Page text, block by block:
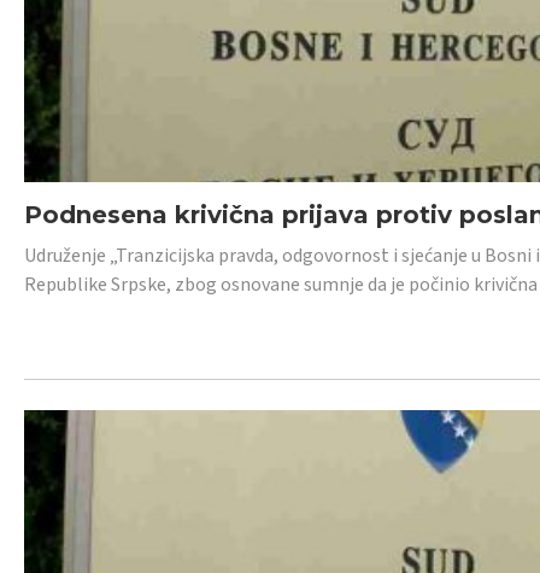
Podnesena krivična prijava protiv
Udruženje „Tranzicijska pravda, odgovornost i sjećanje u
Republike Srpske, zbog osnovane sumnje da je počinio